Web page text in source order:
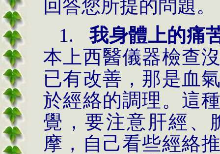
回答您所提的問題。
1.
我身體上的痛
本上西醫儀器檢查
已有改善，那是血
於經絡的調理。這
覺，要注意肝經、
摩，自己看些經絡